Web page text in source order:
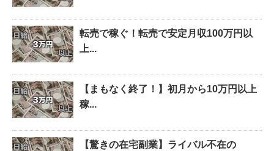
転売で稼ぐ！転売で安定月収100万円以
上...
【まもなく終了！】初月から10万円以上
稼...
【驚きの在宅副業】ライバル不在の